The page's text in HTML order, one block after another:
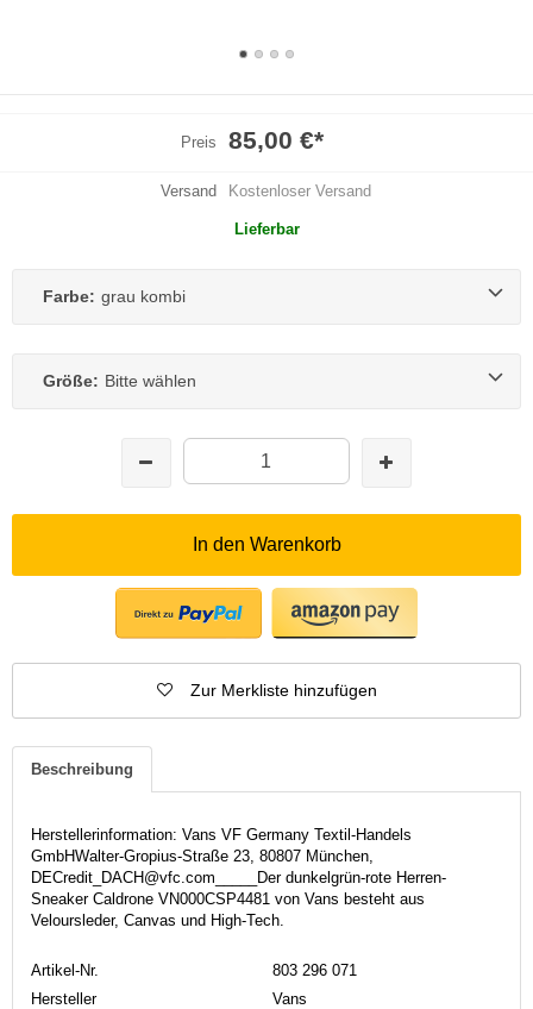
Preis 85,00 €*
Versand Kostenloser Versand
Lieferbar
Farbe: grau kombi
Größe: Bitte wählen
In den Warenkorb
Zur Merkliste hinzufügen
Beschreibung
Herstellerinformation: Vans VF Germany Textil-Handels
GmbHWalter-Gropius-Straße 23, 80807 München,
DECredit_DACH@vfc.com_____Der dunkelgrün-rote Herren-
Sneaker Caldrone VN000CSP4481 von Vans besteht aus
Veloursleder, Canvas und High-Tech.
Artikel-Nr.
803 296 071
Hersteller
Vans